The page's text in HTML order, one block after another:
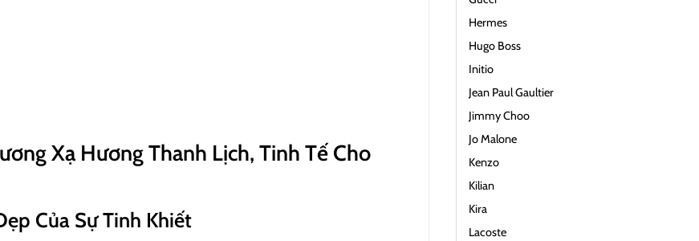
Hermes
Hugo Boss
Initio
Jean Paul Gaultier
Jimmy Choo
Jo Malone
Kenzo
Kilian
Kira
Lacoste
Xạ Hương Thanh Lịch, Tinh Tế Cho
Của Sự Tinh Khiết